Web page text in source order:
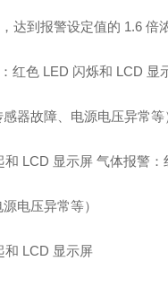
达到报警设定值的 1.6 倍
红色 LED 闪烁和 LCD 显
器故障、电源电压异常等
和 LCD 显示屏 气体报警
电压异常等）
和 LCD 显示屏